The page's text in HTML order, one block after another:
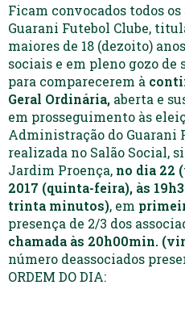
Ficam convocados todos
Guarani Futebol Clube,
maiores de 18 (dezoito)
sociais e em pleno gozo
para comparecerem à
Geral Ordinária, aberta e
em prosseguimento às
Administração do Guarani
realizada no Salão Social,
Jardim Proença, no dia 22
2017 (quinta-feira), às
trinta minutos), em
presença de 2/3 dos
chamada às 20h00min.
número deassociados
ORDEM DO DIA: